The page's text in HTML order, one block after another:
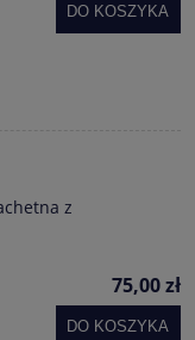
DO KOSZYKA
z
75,00 zł
DO KOSZYKA